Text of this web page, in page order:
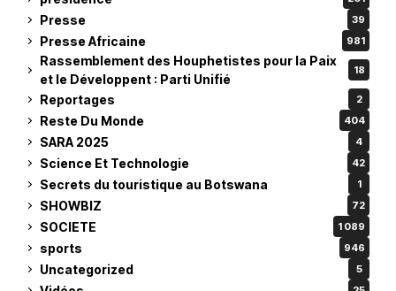
Presse 39
Presse Africaine 981
Rassemblement des Houphetistes pour la Paix
et le Développent : Parti Unifié
18
Reportages 2
Reste Du Monde 404
SARA 2025 4
Science Et Technologie 42
Secrets du touristique au Botswana 1
SHOWBIZ 72
SOCIETE 1 089
sports 946
Uncategorized 5